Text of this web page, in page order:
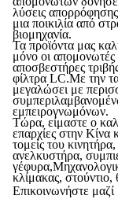
λύσεις
μια ποικιλία από
βιομηχανία.
Τα προϊόντα μας
μόνο οι
αποσβεστήρες
φίλτρα LC.Με την
μεγαλώσει με
εμπειρογνωμόνων.
Τώρα, είμαστε ο
επαρχίες στην Κίνα
τομείς του
ανελκυστήρα,
κλίμακας,
Επικοινωνήστε